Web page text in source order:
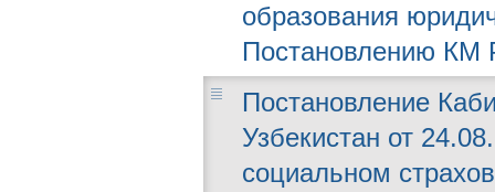
образования
Постановлению КМ
Постановление
Узбекистан от
социальном